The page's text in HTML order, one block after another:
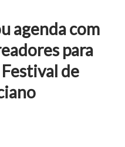
agenda com
para
de